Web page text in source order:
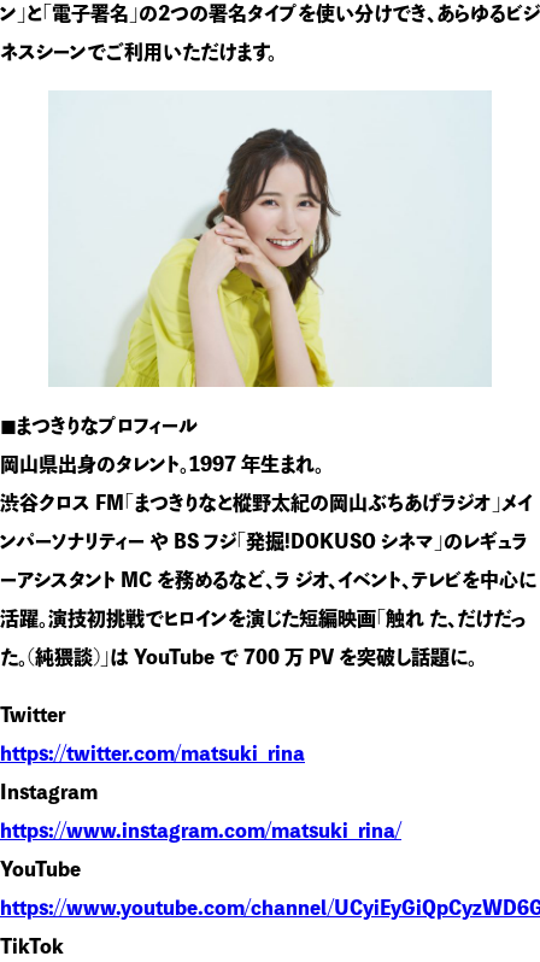
ン」と「電子署名」の2つの署名タイプを使い分けでき、あらゆるビジ
ネスシーンでご利用いただけます。
◼︎まつきりなプロフィール
岡山県出身のタレント。1997 年生まれ。
渋谷クロス FM「まつきりなと樅野太紀の岡山ぶちあげラジオ」メイ
ンパーソナリティー や BS フジ「発掘!DOKUSO シネマ」のレギュラ
ーアシスタント MC を務めるなど、ラ ジオ、イベント、テレビを中心に
活躍。演技初挑戦でヒロインを演じた短編映画「触れ た、だけだっ
た。(純猥談)」は YouTube で 700 万 PV を突破し話題に。
Twitter
https://twitter.com/matsuki_rina
Instagram
https://www.instagram.com/matsuki_rina/
YouTube
https://www.youtube.com/channel/
TikTok